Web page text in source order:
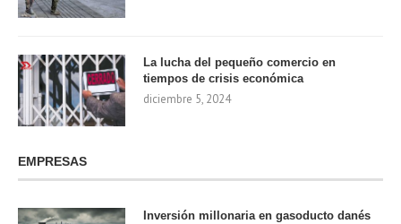
La lucha del pequeño comercio en
tiempos de crisis económica
diciembre 5, 2024
EMPRESAS
Inversión millonaria en gasoducto danés